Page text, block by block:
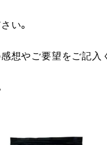
い。
想やご要望をご記入